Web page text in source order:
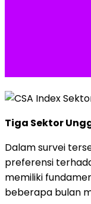
Tiga Sektor
Dalamsurvei
preferensi
memiliki
beberapa bulan